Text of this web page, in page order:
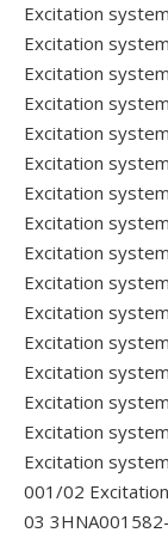
Excitation
Excitation
Excitation
Excitation
Excitation
Excitation
Excitation
Excitation
Excitation
Excitation
Excitation
Excitation
Excitation
Excitation
Excitation
Excitation
001/02
03